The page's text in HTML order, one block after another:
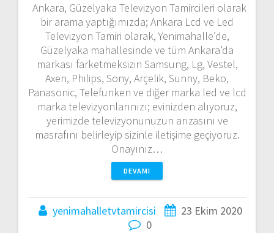
Ankara, Güzelyaka Televizyon Tamircileri olarak
bir arama yaptığımızda; Ankara Lcd ve Led
Televizyon Tamiri olarak, Yenimahalle’de,
Güzelyaka mahallesinde ve tüm Ankara’da
markası farketmeksizin Samsung, Lg, Vestel,
Axen, Philips, Sony, Arçelik, Sunny, Beko,
Panasonic, Telefunken ve diğer marka led ve lcd
marka televizyonlarınızı; evinizden alıyoruz,
yerimizde televizyonunuzun arızasını ve
masrafını belirleyip sizinle iletişime geçiyoruz.
Onayınız…
DEVAMI
yenimahalletvtamircisi
23 Ekim 2020
0